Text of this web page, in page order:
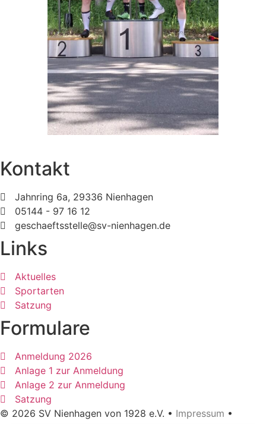
Kontakt
Jahnring 6a, 29336 Nienhagen
05144 - 97 16 12
geschaeftsstelle@sv-nienhagen.de
Links
Aktuelles
Sportarten
Satzung
Formulare
Anmeldung 2026
Anlage 1 zur Anmeldung
Anlage 2 zur Anmeldung
Satzung
© 2026 SV Nienhagen von 1928 e.V. • Impressum •